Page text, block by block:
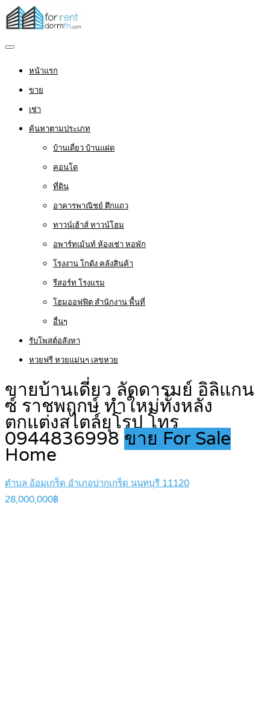
หน้าแรก
ขาย
เช่า
ค้นหาตามประเภท
บ้านเดี่ยว บ้านแฝด
คอนโด
ที่ดิน
อาคารพาณิชย์ ตึกแถว
ทาวน์เฮ้าส์ ทาวน์โฮม
อพาร์ทเม้นท์ ห้องเช่า หอพัก
โรงงาน โกดัง คลังสินค้า
รีสอร์ท โรงแรม
โฮมออฟฟิต สำนักงาน พื้นที่
อื่นๆ
รับโพสต์อสังหา
หวยฟรี หวยแม่นๆ เลขหวย
ขายบ้านเดี่ยว ลัดดารมย์ อิลิแกน
ซ์ ราชพฤกษ์ ทำใหม่ทั้งหลัง
ตกแต่งสไตล์ยุโรป โทร
0944836998 ขาย For Sale
Home
ตำบล อ้อมเกร็ด อำเภอปากเกร็ด นนทบุรี 11120
28,000,000฿